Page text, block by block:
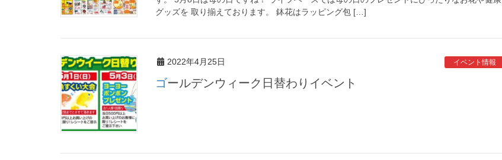
グッズを 取り揃えております。 鉢花はラッピング包 […]
2022年4月25日 イベント情報
ゴールデンウィーク日替わりイベント